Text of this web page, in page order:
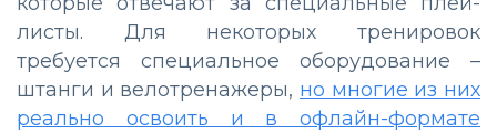
листы. Для некоторых тренировок
требуется специальное оборудование –
штанги и велотренажеры, но многие из них
реально освоить и в офлайн-формате